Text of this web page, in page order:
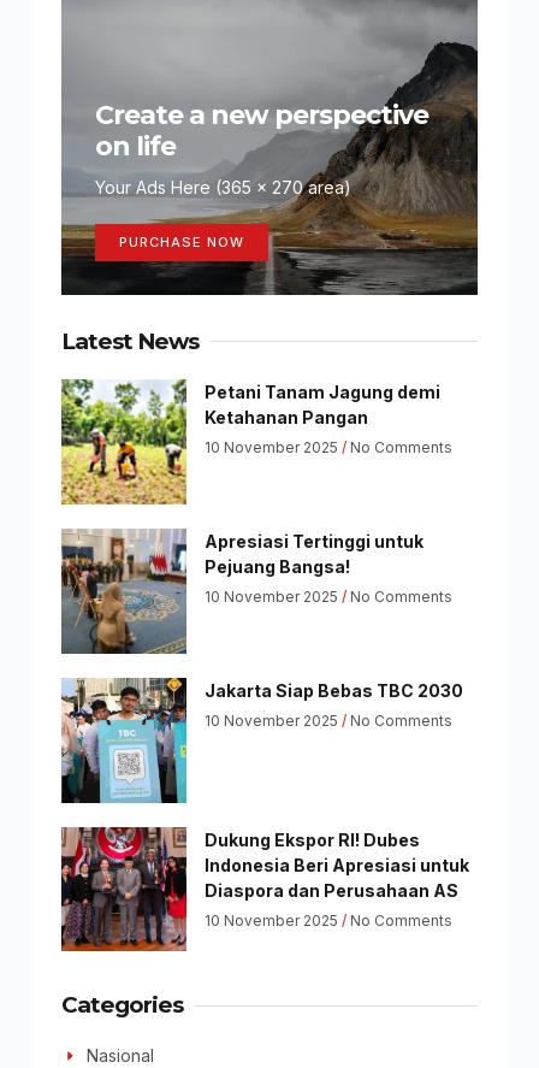
Create a new perspective
on life
Your Ads Here (365 x 270 area)
PURCHASE NOW
Latest News
Petani Tanam Jagung demi
Ketahanan Pangan
10 November 2025 No Comments
Apresiasi Tertinggi untuk
Pejuang Bangsa!
10 November 2025 No Comments
Jakarta Siap Bebas TBC 2030
10 November 2025 No Comments
Dukung Ekspor RI! Dubes
Indonesia Beri Apresiasi untuk
Diaspora dan Perusahaan AS
10 November 2025 No Comments
Categories
Nasional